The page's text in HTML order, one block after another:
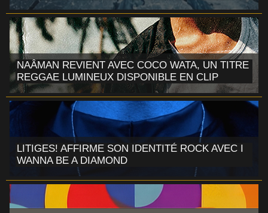
NAÂMAN REVIENT AVEC COCO WATA, UN TITRE
REGGAE LUMINEUX DISPONIBLE EN CLIP
LITIGES! AFFIRME SON IDENTITÉ ROCK AVEC I
WANNA BE A DIAMOND